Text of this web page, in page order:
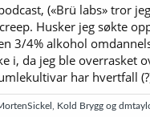
(«Brü labs» tror
Husker jeg søkte
3/4% alkohol
i, da jeg ble overrasket
har hvertfall
Kold Brygg og